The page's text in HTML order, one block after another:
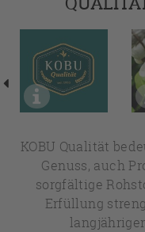
KOBU Qualität
Genuss, auch
sorgfältige
Erfüllung